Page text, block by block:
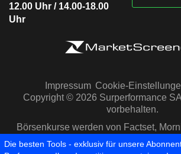
12.00 Uhr / 14.00-18.00
Uhr
Impressum Cookie-
Copyright © 2026 Surperformance
vorbehalten.
Börsenkurse werden von Factset,
Capital IQ zur Verfügung
Die besten Tools - exklusiv für unsere